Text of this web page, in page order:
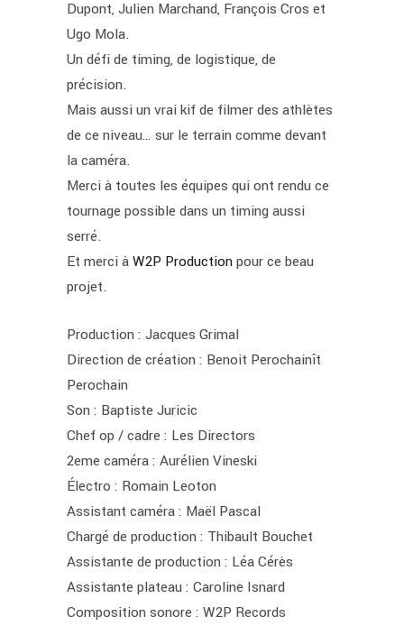
Dupont, Julien Marchand, François Cros et
Ugo Mola.
Un défi de timing, de logistique, de
précision.
Mais aussi un vrai kif de filmer des athlètes
de ce niveau… sur le terrain comme devant
la caméra.
Merci à toutes les équipes qui ont rendu ce
tournage possible dans un timing aussi
serré.
Et merci àW2P Productionpour ce beau
projet.
Production : Jacques Grimal
Direction de création : Benoit Perochainît
Perochain
Son : Baptiste Juricic
Chef op / cadre : Les Directors
2eme caméra : Aurélien Vineski
Électro : Romain Leoton
Assistant caméra : Maël Pascal
Chargé de production : Thibault Bouchet
Assistante de production : Léa Cérès
Assistante plateau : Caroline Isnard
Composition sonore : W2P Records